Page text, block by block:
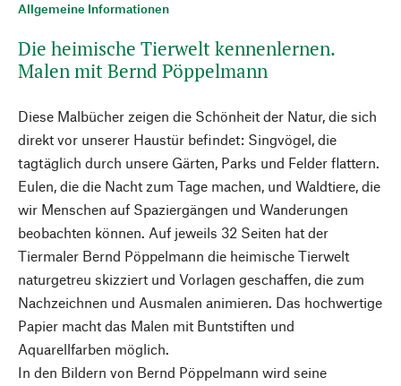
Allgemeine Informationen
Die heimische Tierwelt kennenlernen.
Malen mit Bernd Pöppelmann
Diese Malbücher zeigen die Schönheit der Natur, die sich
direkt vor unserer Haustür befindet: Singvögel, die
tagtäglich durch unsere Gärten, Parks und Felder flattern.
Eulen, die die Nacht zum Tage machen, und Waldtiere, die
wir Menschen auf Spaziergängen und Wanderungen
beobachten können. Auf jeweils 32 Seiten hat der
Tiermaler Bernd Pöppelmann die heimische Tierwelt
naturgetreu skizziert und Vorlagen geschaffen, die zum
Nachzeichnen und Ausmalen animieren. Das hochwertige
Papier macht das Malen mit Buntstiften und
Aquarellfarben möglich.
In den Bildern von Bernd Pöppelmann wird seine